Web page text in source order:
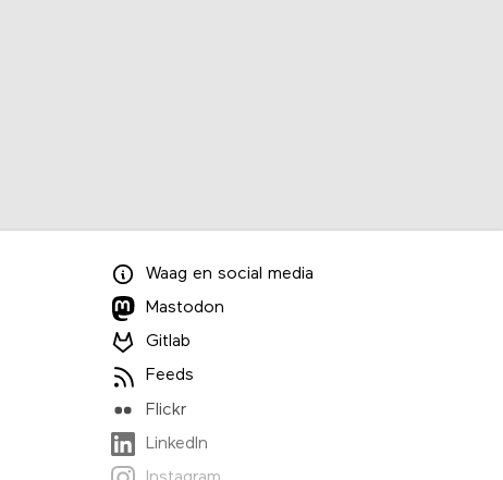
Waag en social media
Mastodon
Gitlab
Feeds
Flickr
LinkedIn